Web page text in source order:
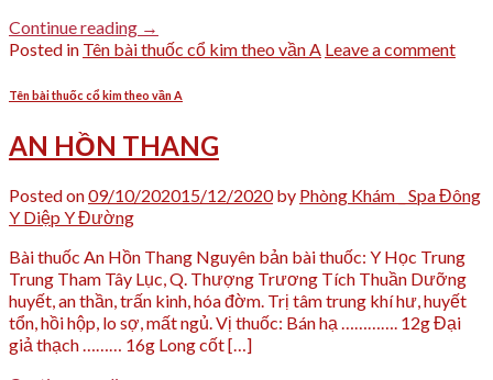
Continue reading →
Posted in Tên bài thuốc cổ kim theo vần A Leave a comment
Tên bài thuốc cổ kim theo vần A
AN HỒN THANG
Posted on09/10/202015/12/2020by Phòng Khám _ Spa Đông
Y Diệp Y Đường
Bài thuốc An Hồn Thang Nguyên bản bài thuốc: Y Học Trung
Trung Tham Tây Lục, Q. Thượng Trương Tích Thuần Dưỡng
huyết, an thần, trấn kinh, hóa đờm. Trị tâm trung khí hư, huyết
tổn, hồi hộp, lo sợ, mất ngủ. Vị thuốc: Bán hạ …………. 12g Đại
giả thạch ……… 16g Long cốt […]